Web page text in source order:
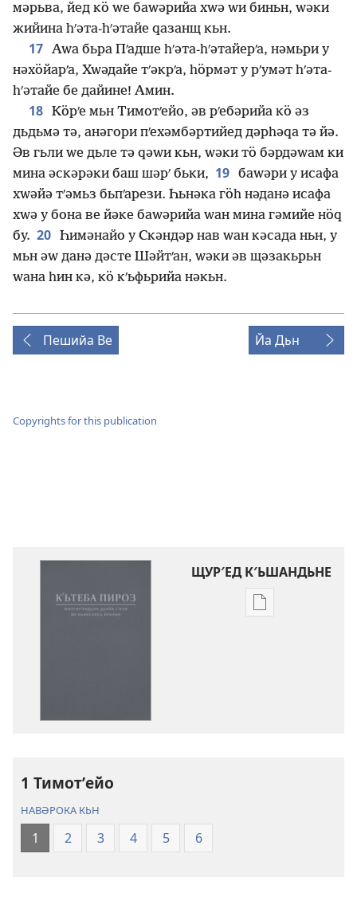
мәрьва, йед кӧ ԝе баԝәрийа хԝә ԝи биньн, ԝәки
жийина һʹәта-һʹәтайе ԛазанщ кьн.
17 Аԝа бьра Пʹадше һʹәта-һʹәтайерʹа, нәмьри у
нәхӧйарʹа, Хԝәдайе тʹәкрʹа, һӧрмәт у рʹумәт һʹәта-
һʹәтайе бе дайине! Амин.
18 Кӧрʹе мьн Тимотʹейо, әв рʹебәрийа кӧ әз
дьдьмә тә, анәгори пʹехәмбәртийед дәрһәԛа тә йә.
Әв гьли ԝе дьле тә ԛәԝи кьн, ԝәки тӧ бәрдәԝам ки
мина әскәрәки баш шәрʹ бьки, 19 баԝәри у исафа
хԝәйә тʹәмьз бьпʹарези. Һьнәка гӧһ нәданә исафа
хԝә у бона ве йәке баԝәрийа ԝан мина гәмийе нӧԛ
бу. 20 Һимәнайо у Скәндәр нав ԝан кәсада ньн, у
мьн әԝ данә дәсте Шәйтʹан, ԝәки әв щәзакьрьн
ԝана һин кә, кӧ кʹьфьрийа нәкьн.
Пешийа Ве Йа Дьн
Copyrights for this publication
ЩУР′ЕД К′ЬШАНДЬНЕ
Щур′ед
1 Тимотʹейо
НАВӘРОКА КЬН
1 2 3 4 5 6